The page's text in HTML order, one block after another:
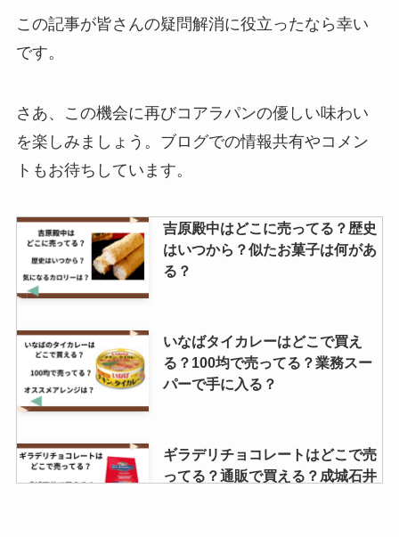
はどこ？売ってる場所東京ではど
堅パン どこで買える？ドンキでの
取扱いは？
キンレイ 冷凍ラーメン どこで売
ってる？セブンイレブンで売って
る？
セブンイレブンのカレーパンは販
売終了？いつまで販売してる？ま
ずい噂は本当か調査！
この記事が皆さんの疑問解消に役立ったなら幸い
です。
さあ、この機会に再びコアラパンの優しい味わい
を楽しみましょう。ブログでの情報共有やコメン
トもお待ちしています。
吉原殿中はどこに売ってる？歴史
はいつから？似たお菓子は何があ
る？
いなばタイカレーはどこで買え
る？100均で売ってる？業務スー
パーで手に入る？
ギラデリチョコレートはどこで売
ってる？通販で買える？成城石井